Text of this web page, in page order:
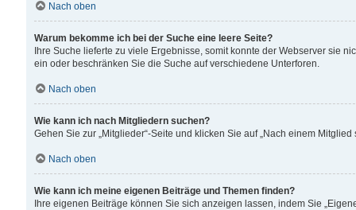
Nach oben
Warum bekomme ich bei der Suche eine leere Seite?
Ihre Suche lieferte zu viele Ergebnisse, somit konnte der Webserver sie
ein oder beschränken Sie die Suche auf verschiedene Unterforen.
Nach oben
Wie kann ich nach Mitgliedern suchen?
Gehen Sie zur „Mitglieder“-Seite und klicken Sie auf „Nach einem Mitglied
Nach oben
Wie kann ich meine eigenen Beiträge und Themen finden?
Ihre eigenen Beiträge können Sie sich anzeigen lassen, indem Sie